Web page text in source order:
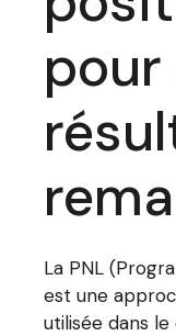
pour
La PNL
est une
utilisée dans